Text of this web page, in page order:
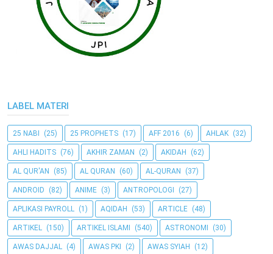
LABEL MATERI
25 NABI (25) 25 PROPHETS (17) AFF 2016 (6) AHLAK (32)
AHLI HADITS (76) AKHIR ZAMAN (2) AKIDAH (62)
AL QUR'AN (85) AL QURAN (60) AL-QURAN (37)
ANDROID (82) ANIME (3) ANTROPOLOGI (27)
APLIKASI PAYROLL (1) AQIDAH (53) ARTICLE (48)
ARTIKEL (150) ARTIKEL ISLAMI (540) ASTRONOMI (30)
AWAS DAJJAL (4) AWAS PKI (2) AWAS SYIAH (12)